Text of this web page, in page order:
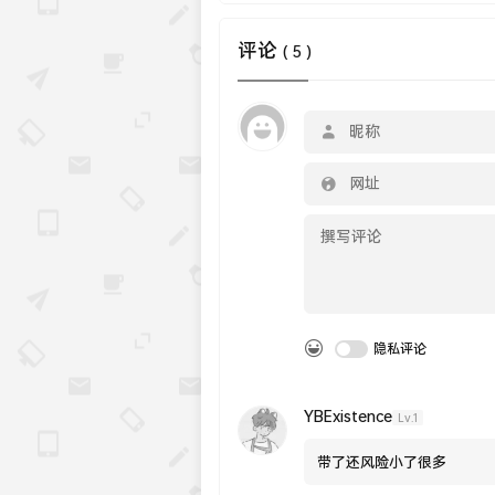
评论 ( 5 )
隐私评论
YBExistence Lv.1
带了还风险小了很多